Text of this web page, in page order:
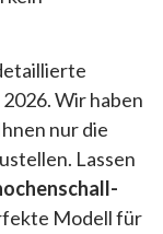
Wir haben
nur die
Lassen
Modell für